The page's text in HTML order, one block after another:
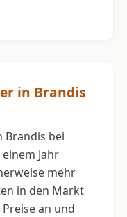
in Brandis
Brandis bei
Jahr
mehr
in den Markt
an und